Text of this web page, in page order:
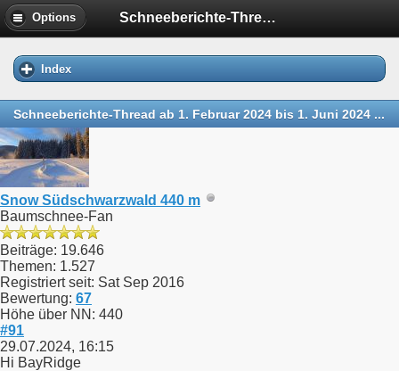
Options Schneeberichte-Thread ab 1. Februar 2024 bis 1. Juni 2024 ...
Index
Schneeberichte-Thread ab 1. Februar 2024 bis 1. Juni 2024 ...
Snow Südschwarzwald 440 m
Baumschnee-Fan
Beiträge: 19.646
Themen: 1.527
Registriert seit: Sat Sep 2016
Bewertung: 67
Höhe über NN: 440
#91
29.07.2024, 16:15
Hi BayRidge